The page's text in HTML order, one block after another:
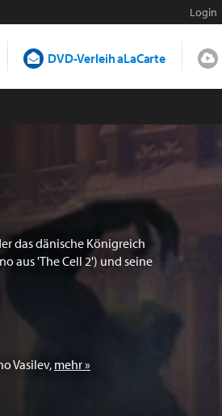
Login
DVD-Verleih aLaCarte
das dänische Königreich
aus 'The Cell 2') und seine
Vasilev, mehr »